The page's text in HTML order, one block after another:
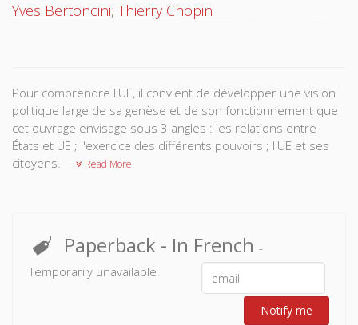
Yves Bertoncini, Thierry Chopin
Pour comprendre l'UE, il convient de développer une vision
politique large de sa genèse et de son fonctionnement que
cet ouvrage envisage sous 3 angles : les relations entre
États et UE ; l'exercice des différents pouvoirs ; l'UE et ses
citoyens.
Read More
Paperback - In French -
Temporarily unavailable
Notify me